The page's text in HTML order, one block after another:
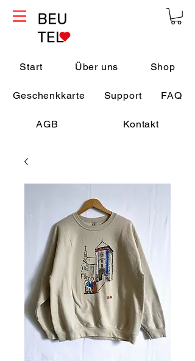
Start Über uns Shop
Geschenkkarte Support FAQ
AGB Kontakt